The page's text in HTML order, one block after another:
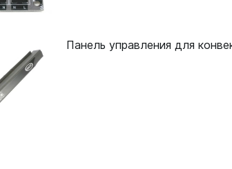
Панель управления для